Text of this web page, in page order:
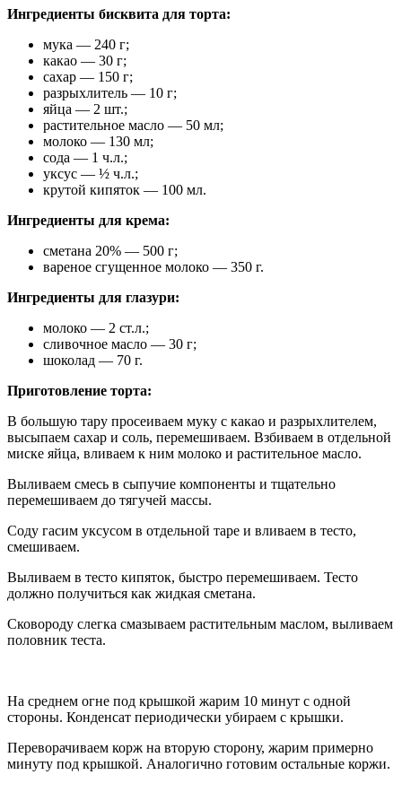
Ингредиенты бисквита для торта:
мука — 240 г;
какао — 30 г;
сахар — 150 г;
разрыхлитель — 10 г;
яйца — 2 шт.;
растительное масло — 50 мл;
молоко — 130 мл;
сода — 1 ч.л.;
уксус — ½ ч.л.;
крутой кипяток — 100 мл.
Ингредиенты для крема:
сметана 20% — 500 г;
вареное сгущенное молоко — 350 г.
Ингредиенты для глазури:
молоко — 2 ст.л.;
сливочное масло — 30 г;
шоколад — 70 г.
Приготовление торта:
В большую тару просеиваем муку с какао и разрыхлителем,
высыпаем сахар и соль, перемешиваем. Взбиваем в отдельной
миске яйца, вливаем к ним молоко и растительное масло.
Выливаем смесь в сыпучие компоненты и тщательно
перемешиваем до тягучей массы.
Соду гасим уксусом в отдельной таре и вливаем в тесто,
смешиваем.
Выливаем в тесто кипяток, быстро перемешиваем. Тесто
должно получиться как жидкая сметана.
Сковороду слегка смазываем растительным маслом, выливаем
половник теста.
На среднем огне под крышкой жарим 10 минут с одной
стороны. Конденсат периодически убираем с крышки.
Переворачиваем корж на вторую сторону, жарим примерно
минуту под крышкой. Аналогично готовим остальные коржи.